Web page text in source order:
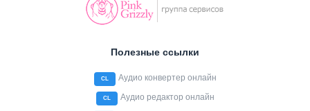
Полезные ссылки
CL Аудио конвертер онлайн
CL Аудио редактор онлайн